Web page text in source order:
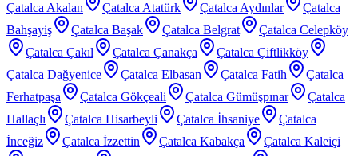
Çatalca Akalan
Çatalca Atatürk Çatalca Aydınlar
Çatalca
Bahşayiş
Çatalca Başak Çatalca Belgrat
Çatalca Celepköy
Çatalca Çakıl
Çatalca Çanakça
Çatalca Çiftlikköy
Çatalca Dağyenice
Çatalca Elbasan Çatalca Fatih
Çatalca
Ferhatpaşa
Çatalca Gökçeali Çatalca Gümüşpınar
Çatalca
Hallaçlı
Çatalca Hisarbeyli Çatalca İhsaniye
Çatalca
İnceğiz
Çatalca İzzettin Çatalca Kabakça
Çatalca Kaleiçi